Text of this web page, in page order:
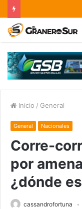
Inicio / General
General Nacionales
Corre-
por
¿dónde
cassandrofortuna